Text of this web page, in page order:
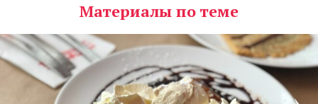
Материалы по теме